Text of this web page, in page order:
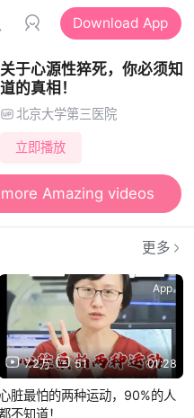
Download App
关于心源性猝死，你必须知
道的真相！
北京大学第三医院
立即播放
Amazing videos
更多
7.2万 51 01:28
App
脏最怕的两种运动，90%的人
不知道！